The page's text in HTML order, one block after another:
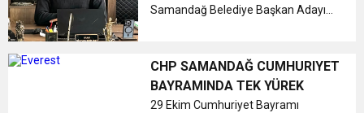
toplu taşıma ve altyapı geliştirme
Samandağ Belediye Başkan Adayı
gerçekleştirdiği esnaf ziyaretinin
ardından kamuoyunda oluşan yanlış
algı...
CHP SAMANDAĞ CUMHURIYET
BAYRAMINDA TEK YÜREK
29 Ekim Cumhuriyet Bayramı